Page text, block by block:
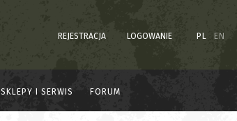
REJESTRACJA LOGOWANIE PL EN
SKLEPY I SERWIS FORUM